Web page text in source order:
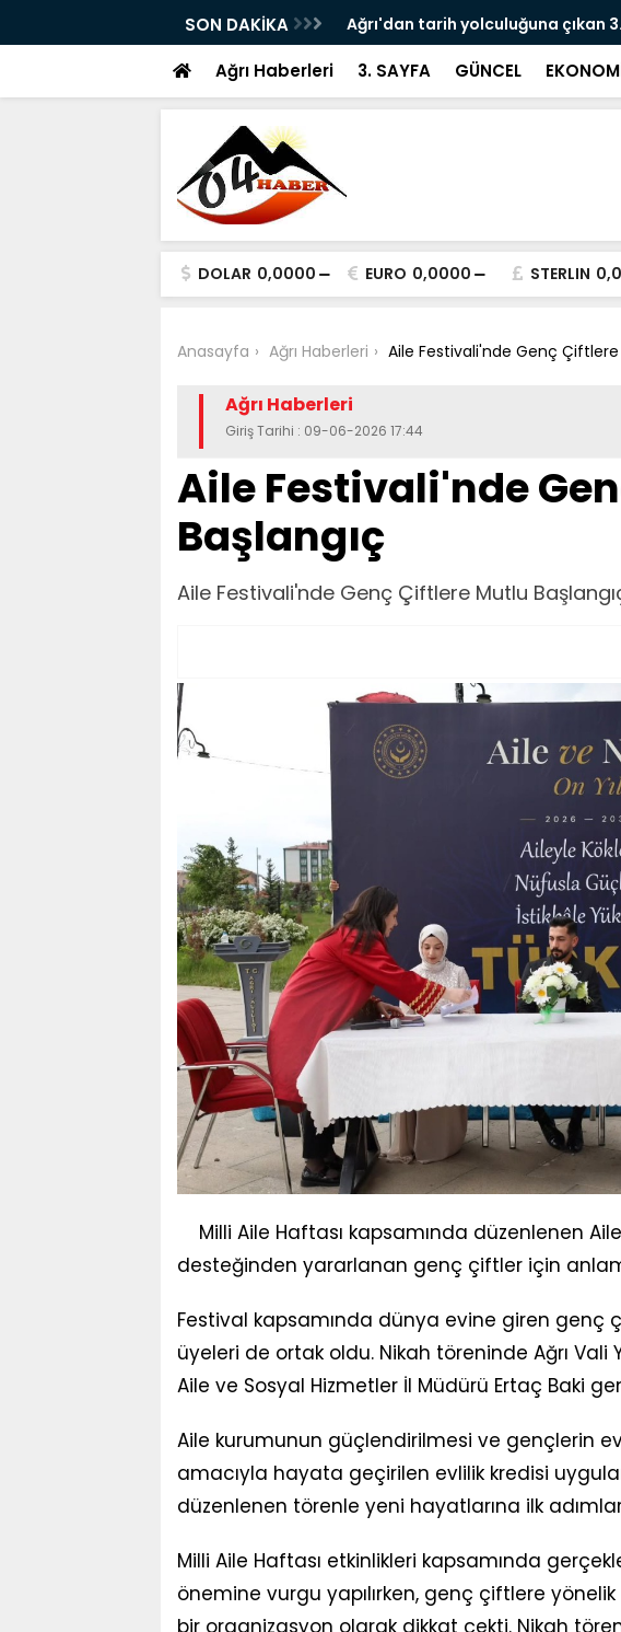
SON DAKİKA
ile Ağrı'da Obezite Cerrahisi Dönemi Ağrı'dan tarih yolculuğuna çıkan
Ağrı Haberleri 3. SAYFA GÜNCEL
DOLAR 0,0000 EURO 0,0000 STERLIN
Anasayfa Ağrı Haberleri Aile Festivali'nde Genç Çiftlere
Ağrı Haberleri
Giriş Tarihi : 09-06-2026 17:44
Aile Festivali'nde
Başlangıç
Aile Festivali'nde Genç Çiftlere Mutlu
Milli Aile Haftası kapsamında düzenlenen
desteğinden yararlanan genç çiftler için
Festival kapsamında dünya evine giren genç
üyeleri de ortak oldu. Nikah töreninde Ağrı Vali
Aile ve Sosyal Hizmetler İl Müdürü Ertaç Baki
Aile kurumunun güçlendirilmesi ve gençlerin
amacıyla hayata geçirilen evlilik kredisi
düzenlenen törenle yeni hayatlarına ilk
Milli Aile Haftası etkinlikleri kapsamında
önemine vurgu yapılırken, genç çiftlere yönelik
bir organizasyon olarak dikkat çekti. Nikah